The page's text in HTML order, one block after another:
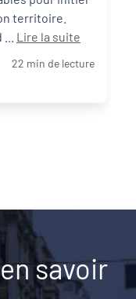
territoire.
Lire la suite
22 min de lecture
savoir